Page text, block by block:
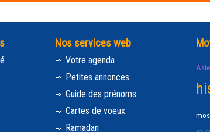
Nos services web
Votre agenda
Petites annonces
Guide des prénoms
Cartes de voeux
Ramadan
Asie